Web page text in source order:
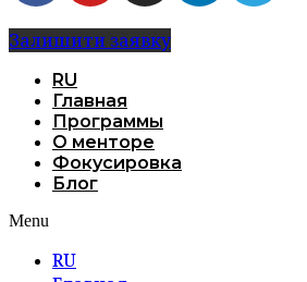
Залишити заявку
RU
Главная
Программы
О менторе
Фокусировка
Блог
Menu
RU